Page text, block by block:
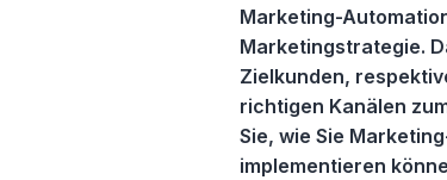
Marketing-
Marketingstrategie.
Zielkunden,
richtigen Kanälen
Sie, wie Sie
implementieren